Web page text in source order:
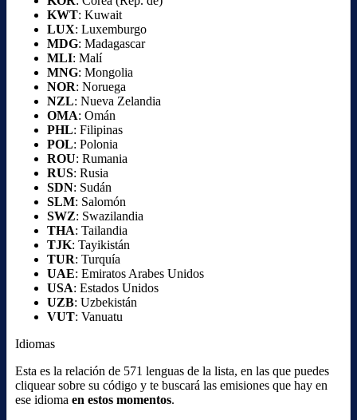
KWT: Kuwait
LUX: Luxemburgo
MDG: Madagascar
MLI: Malí
MNG: Mongolia
NOR: Noruega
NZL: Nueva Zelandia
OMA: Omán
PHL: Filipinas
POL: Polonia
ROU: Rumania
RUS: Rusia
SDN: Sudán
SLM: Salomón
SWZ: Swazilandia
THA: Tailandia
TJK: Tayikistán
TUR: Turquía
UAE: Emiratos Arabes Unidos
USA: Estados Unidos
UZB: Uzbekistán
VUT: Vanuatu
Idiomas
Esta es la relación de 571 lenguas de la lista, en las que puedes
cliquear sobre su código y te buscará las emisiones que hay en
ese idioma en estos momentos.